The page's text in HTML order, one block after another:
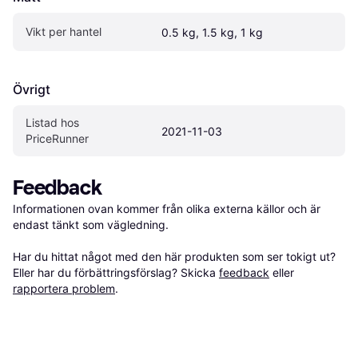
Vikt per hantel 0.5 kg, 1.5 kg, 1 kg
Övrigt
Listad hos
PriceRunner
2021-11-03
Feedback
Informationen ovan kommer från olika externa källor och är
endast tänkt som vägledning.
Har du hittat något med den här produkten som ser tokigt ut?
Eller har du förbättringsförslag? Skicka feedback eller
rapportera problem.